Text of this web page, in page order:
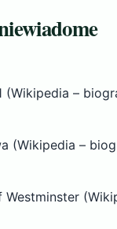
(Wikipedia –
(Wikipedia –
Westminster